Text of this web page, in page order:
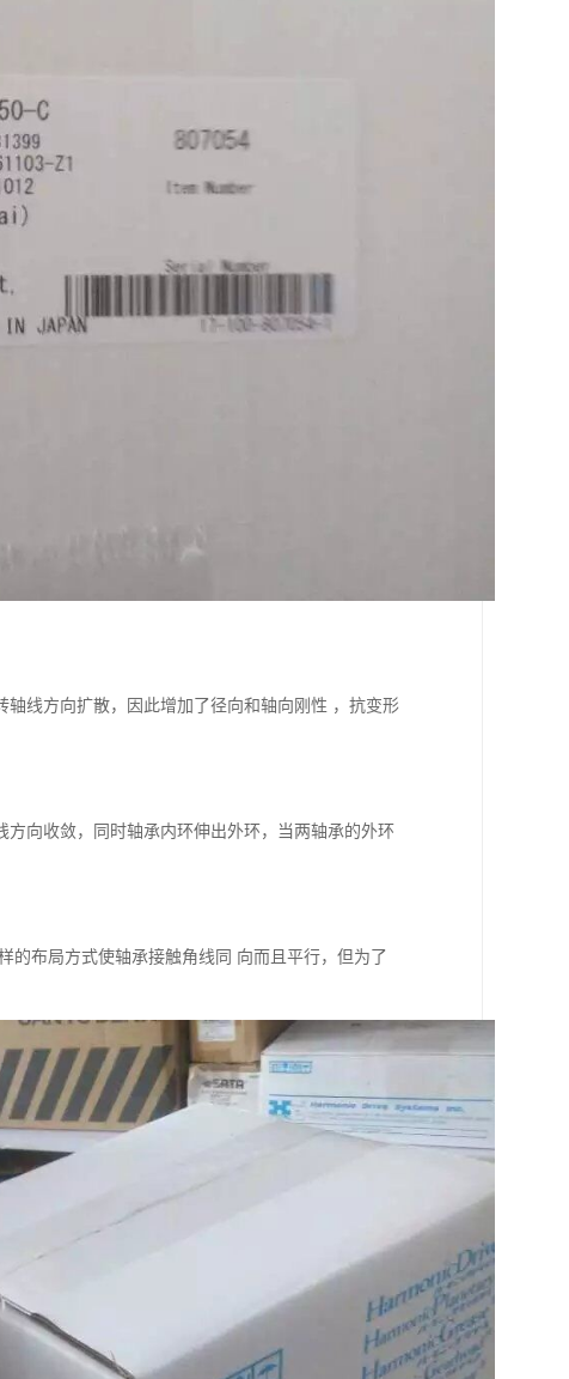
线方向扩散，因此增加了径向和轴向刚性 ，抗变形
向收敛，同时轴承内环伸出外环，当两轴承的外环
的布局方式使轴承接触角线同 向而且平行，但为了